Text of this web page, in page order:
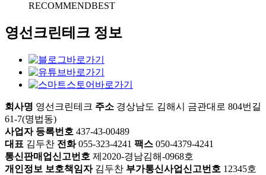
RECOMMENDBEST
영선크린테크 정보
회사명 영선크린테크 주소 경상남도 김해시 금관대로 804번길
61-7(명법동)
사업자 등록번호 437-43-00489
대표 김두찬 전화055-323-4241 팩스 050-4379-4241
통신판매업신고번호 제2020-경남김해-0968호
개인정보 보호책임자김두찬 부가통신사업신고번호 12345호